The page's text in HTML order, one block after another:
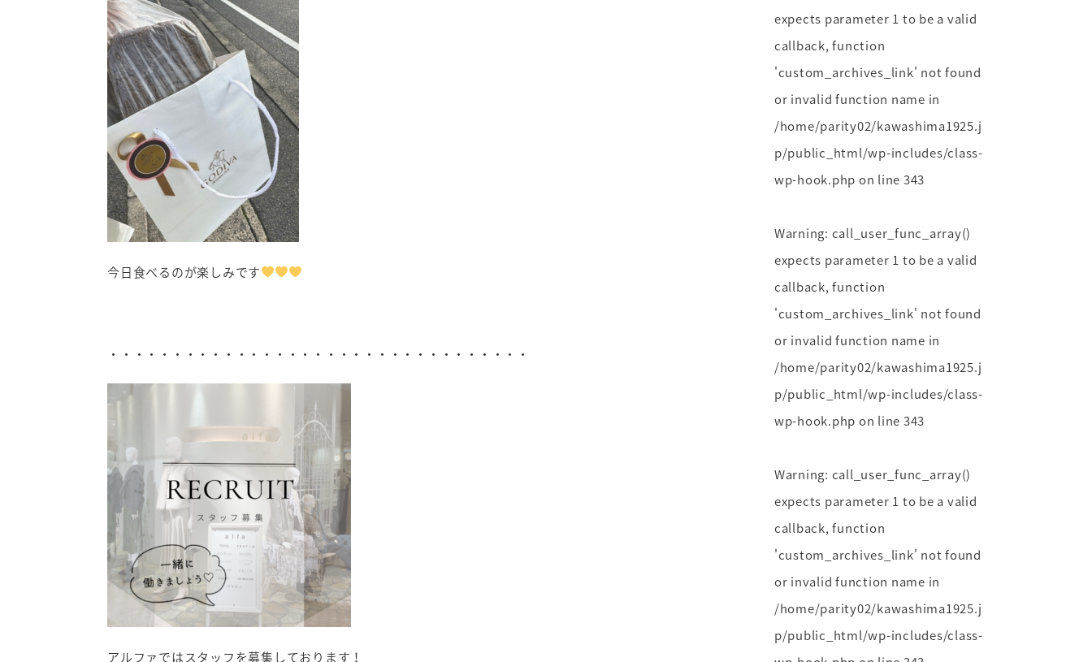
今日食べるのが楽しみです
・・・・・・・・・・・・・・・・・・・・・・・・・・・・・・・・・
アルファではスタッフを募集しております！
expects parameter 1 to be a valid
callback, function
'custom_archives_link' not found
or invalid function name in
/home/parity02/kawashima1925.j
p/public_html/wp-includes/class-
wp-hook.php on line 343
Warning: call_user_func_array()
expects parameter 1 to be a valid
callback, function
'custom_archives_link' not found
or invalid function name in
/home/parity02/kawashima1925.j
p/public_html/wp-includes/class-
wp-hook.php on line 343
Warning: call_user_func_array()
expects parameter 1 to be a valid
callback, function
'custom_archives_link' not found
or invalid function name in
/home/parity02/kawashima1925.j
p/public_html/wp-includes/class-